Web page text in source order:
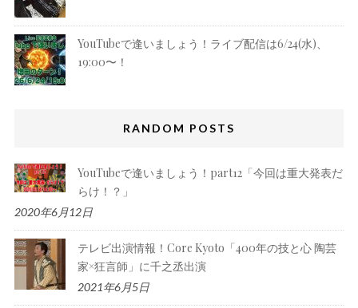
YouTubeで逢いましょう！ライブ配信は6/24(水)、
19:00〜！
RANDOM POSTS
YouTubeで逢いましょう！part12「今回は重大発表だ
らけ！？」
2020年6月12日
テレビ出演情報！Core Kyoto「400年の技と心 陶芸
家×狂言師」に千之丞出演
2021年6月5日